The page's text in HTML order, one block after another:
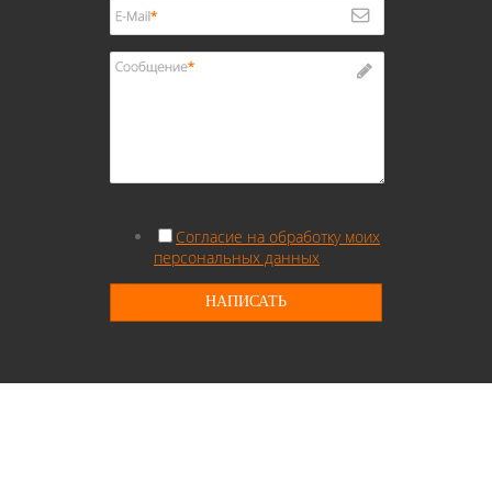
Согласие на обработку моих
персональных данных
НАПИСАТЬ